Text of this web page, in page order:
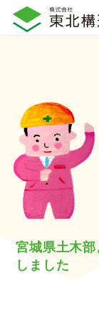
宮城県土木
しました